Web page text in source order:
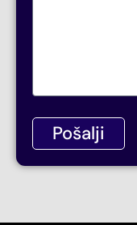
Pošalji